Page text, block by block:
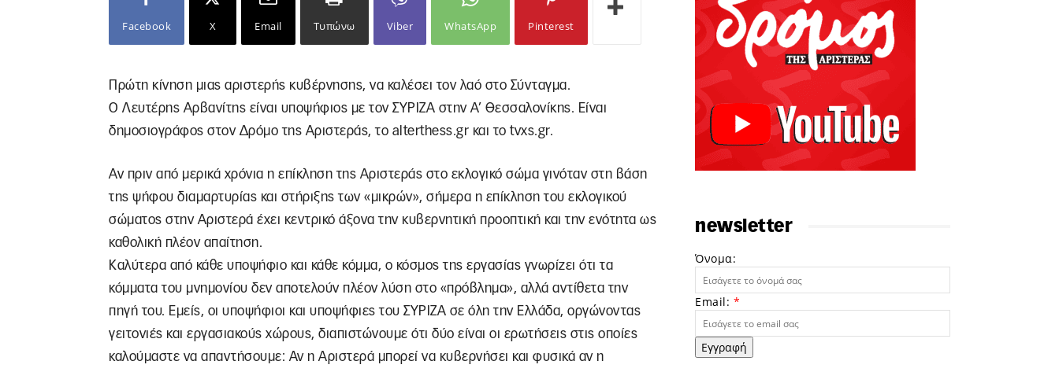
Facebook X Email Τυπώνω Viber WhatsApp Pinterest
Πρώτη κίνηση μιας αριστερής κυβέρνησης, να καλέσει τον λαό στο Σύνταγμα.
Ο Λευτέρης Αρβανίτης είναι υποψήφιος με τον ΣΥΡΙΖΑ στην Α’ Θεσσαλονίκης. Είναι
δημοσιογράφος στον Δρόμο της Αριστεράς, το alterthess.gr και το tvxs.gr.
Αν πριν από μερικά χρόνια η επίκληση της Αριστεράς στο εκλογικό σώμα γινόταν στη βάση
της ψήφου διαμαρτυρίας και στήριξης των «μικρών», σήμερα η επίκληση του εκλογικού
σώματος στην Αριστερά έχει κεντρικό άξονα την κυβερνητική προοπτική και την ενότητα ως
καθολική πλέον απαίτηση.
Καλύτερα από κάθε υποψήφιο και κάθε κόμμα, ο κόσμος της εργασίας γνωρίζει ότι τα
κόμματα του μνημονίου δεν αποτελούν πλέον λύση στο «πρόβλημα», αλλά αντίθετα την
πηγή του. Εμείς, οι υποψήφιοι και υποψήφιες του ΣΥΡΙΖΑ σε όλη την Ελλάδα, οργώνοντας
γειτονιές και εργασιακούς χώρους, διαπιστώνουμε ότι δύο είναι οι ερωτήσεις στις οποίες
καλούμαστε να απαντήσουμε: Αν η Αριστερά μπορεί να κυβερνήσει και φυσικά αν η
newsletter
Όνομα:
Email: *
Εγγραφή